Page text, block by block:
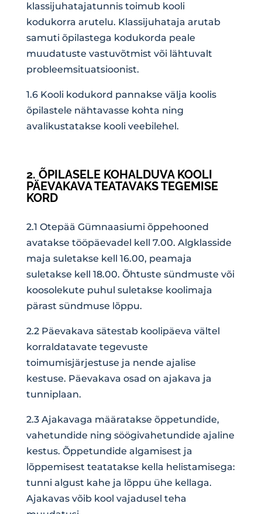
klassijuhatajatunnis toimub kooli
kodukorra arutelu. Klassijuhataja arutab
samuti õpilastega kodukorda peale
muudatuste vastuvõtmist või lähtuvalt
probleemsituatsioonist.
1.6 Kooli kodukord pannakse välja koolis
õpilastele nähtavasse kohta ning
avalikustatakse kooli veebilehel.
2. ÕPILASELE KOHALDUVA KOOLI
PÄEVAKAVA TEATAVAKS TEGEMISE
KORD
2.1 Otepää Gümnaasiumi õppehooned
avatakse tööpäevadel kell 7.00. Algklasside
maja suletakse kell 16.00, peamaja
suletakse kell 18.00. Õhtuste sündmuste või
koosolekute puhul suletakse koolimaja
pärast sündmuse lõppu.
2.2 Päevakava sätestab koolipäeva vältel
korraldatavate tegevuste
toimumisjärjestuse ja nende ajalise
kestuse. Päevakava osad on ajakava ja
tunniplaan.
2.3 Ajakavaga määratakse õppetundide,
vahetundide ning söögivahetundide ajaline
kestus. Õppetundide algamisest ja
lõppemisest teatatakse kella helistamisega:
tunni algust kahe ja lõppu ühe kellaga.
Ajakavas võib kool vajadusel teha